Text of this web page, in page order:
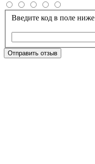
Введите код в поле ниже
Отправить отзыв